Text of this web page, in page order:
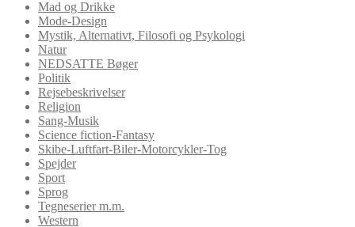
Mad og Drikke
Mode-Design
Mystik, Alternativt, Filosofi og Psykologi
Natur
NEDSATTE Bøger
Politik
Rejsebeskrivelser
Religion
Sang-Musik
Science fiction-Fantasy
Skibe-Luftfart-Biler-Motorcykler-Tog
Spejder
Sport
Sprog
Tegneserier m.m.
Western